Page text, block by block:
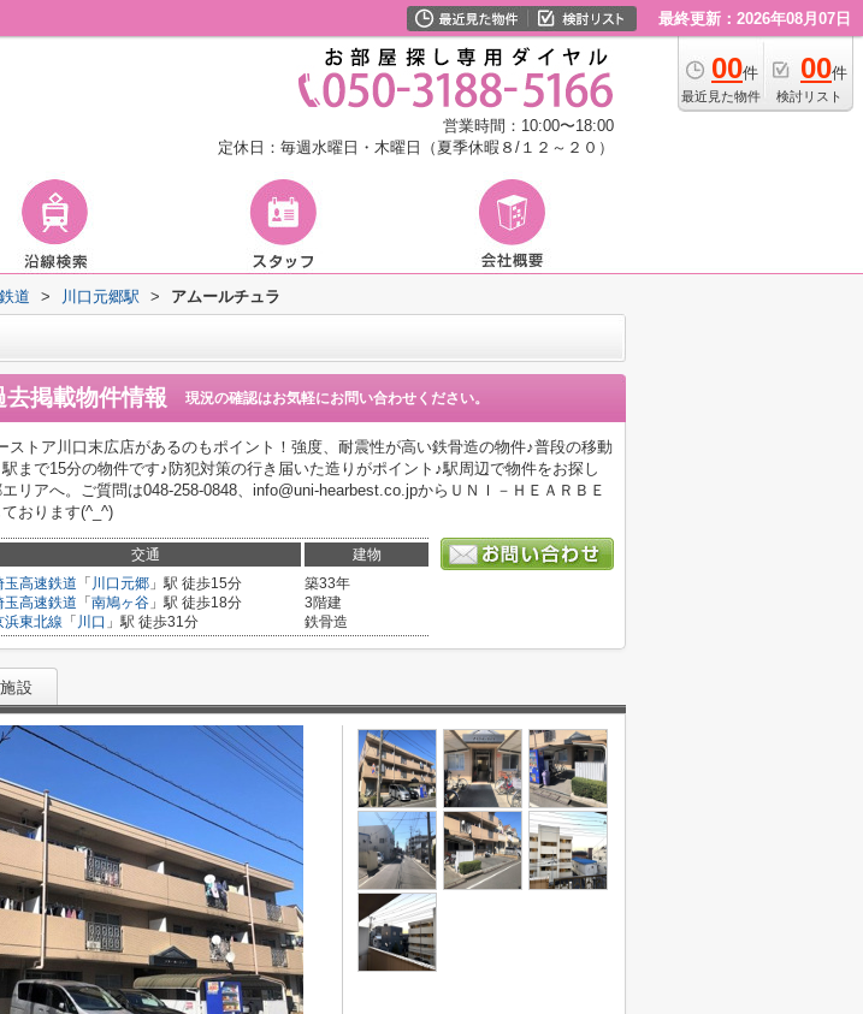
最終更新：2026年08月07日
00件
最近見た物件
00件
検討リスト
営業時間：10:00〜18:00
定休日：毎週水曜日・木曜日（夏季休暇８/１２～２０）
道 > 川口元郷駅 > アムールチュラ
去掲載物件情報 現況の確認はお気軽にお問い合わせください。
ストア川口末広店があるのもポイント！強度、耐震性が高い鉄骨造の物件♪普段の移動
まで15分の物件です♪防犯対策の行き届いた造りがポイント♪駅周辺で物件をお探し
リアへ。ご質問は048-258-0848、info@uni-hearbest.co.jpからＵＮＩ－ＨＥＡＲＢＥ
おります(^_^)
交通 建物
玉高速鉄道 「 川口元郷 」駅 徒歩15分
玉高速鉄道 「 南鳩ヶ谷 」駅 徒歩18分
浜東北線 「 川口 」駅 徒歩31分
築33年
3階建
鉄骨造
設